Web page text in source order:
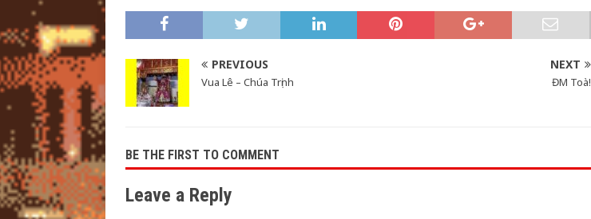
PREVIOUS
Vua Lê – Chúa Trịnh
NEXT
ĐM Toà!
BE THE FIRST TO COMMENT
Leave a Reply